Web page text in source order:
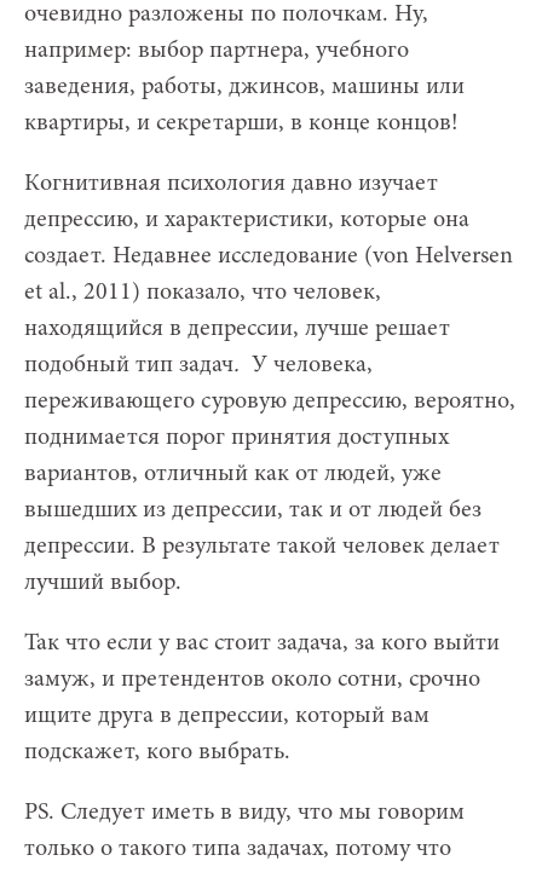
очевидно разложены по полочкам. Ну,
например: выбор партнера, учебного
заведения, работы, джинсов, машины или
квартиры, и секретарши, в конце концов!
Когнитивная психология давно изучает
депрессию, и характеристики, которые она
создает. Недавнее исследование (von Helversen
et al., 2011) показало, что человек,
находящийся в депрессии, лучше решает
подобный тип задач. У человека,
переживающего суровую депрессию, вероятно,
поднимается порог принятия доступных
вариантов, отличный как от людей, уже
вышедших из депрессии, так и от людей без
депрессии. В результате такой человек делает
лучший выбор.
Так что если у вас стоит задача, за кого выйти
замуж, и претендентов около сотни, срочно
ищите друга в депрессии, который вам
подскажет, кого выбрать.
PS. Следует иметь в виду, что мы говорим
только о такого типа задачах, потому что